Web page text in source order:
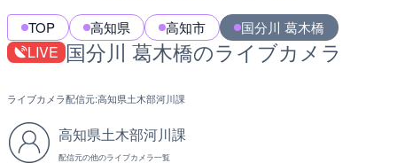
TOP 高知県 高知市 国分川 葛木橋
LIVE 国分川 葛木橋のライブカメラ
ライブカメラ配信元:高知県土木部河川課
高知県土木部河川課
配信元の他のライブカメラ一覧